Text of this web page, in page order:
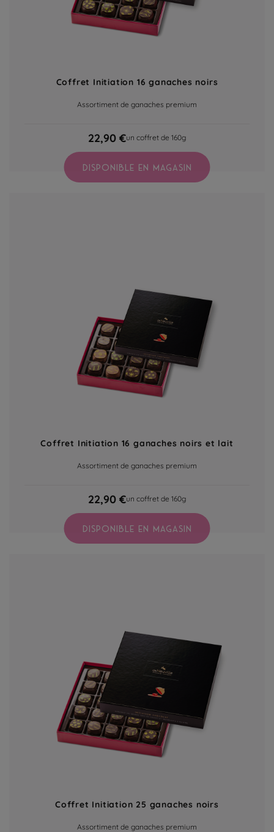
Coffret Initiation 16 ganaches noirs
Assortiment de ganaches premium
22,90 €un coffret de 160g
DISPONIBLE EN MAGASIN
Coffret Initiation 16 ganaches noirs et lait
Assortiment de ganaches premium
22,90 €un coffret de 160g
DISPONIBLE EN MAGASIN
Coffret Initiation 25 ganaches noirs
Assortiment de ganaches premium